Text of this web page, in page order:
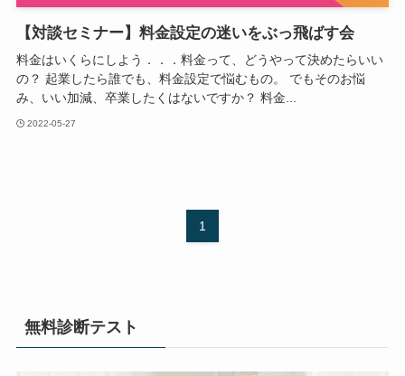
【対談セミナー】料金設定の迷いをぶっ飛ばす会
料金はいくらにしよう．．．料金って、どうやって決めたらいい
の？ 起業したら誰でも、料金設定で悩むもの。 でもそのお悩
み、いい加減、卒業したくはないですか？ 料金...
2022-05-27
1
無料診断テスト